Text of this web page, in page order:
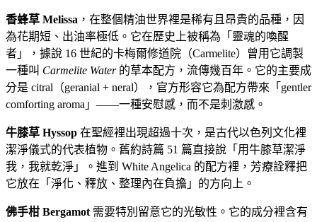
香蜂草 Melissa ，在整個精油世界裡是稀有且昂貴的品種，因
為花期短、出油率極低。它在歷史上被稱為「靈魂的喚醒
者」，據說 16 世紀的卡梅爾修道院（Carmelite）曾用它調製
一種叫 Carmelite Water的草本配方，流傳幾百年。它的主要成
分是 citral（geranial + neral），官方形容它為配方帶來「gentler
comforting aroma」——一種安慰感，而不是刺激感。
牛膝草 Hyssop 在聖經裡出現超過十次，是古代以色列文化裡
潔淨儀式的代表植物。舊約詩篇 51 篇直接說「用牛膝草潔淨
我，我就乾淨」。進到 White Angelica 的配方裡，芳療詮釋把
它放在「淨化、釋放、整理內在負擔」的方向上。
佛手柑 Bergamot 需要特別留意它的光敏性。它的成分裡含有